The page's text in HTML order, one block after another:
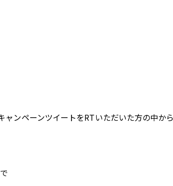
ンペーンツイートをRTいただいた方の中か